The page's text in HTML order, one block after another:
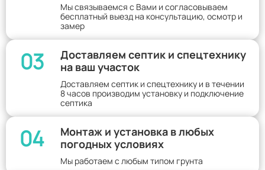
Мы связываемся с Вами и согласовываем
бесплатный выезд на консультацию, осмотр и
замер
03
Доставляем септик и спецтехнику
на ваш участок
Доставляем септик и спецтехнику и в течении
8 часов производим установку и подключение
септика
04
Монтаж и установка в любых
погодных условиях
Мы работаем с любым типом грунта